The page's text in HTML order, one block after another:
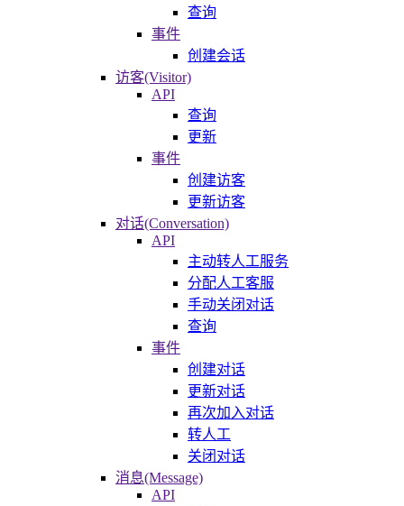
查询
事件
创建会话
访客(Visitor)
API
查询
更新
事件
创建访客
更新访客
对话(Conversation)
API
主动转人工服务
分配人工客服
手动关闭对话
查询
事件
创建对话
更新对话
再次加入对话
转人工
关闭对话
消息(Message)
API